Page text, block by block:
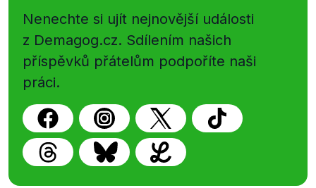
Nenechte si ujít nejnovější události
z Demagog.cz. Sdílením našich
příspěvků přátelům podpoříte naši
práci.